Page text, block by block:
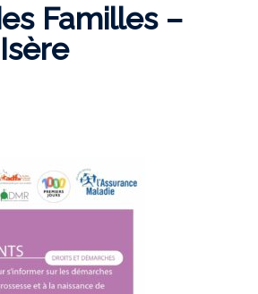
Familles –